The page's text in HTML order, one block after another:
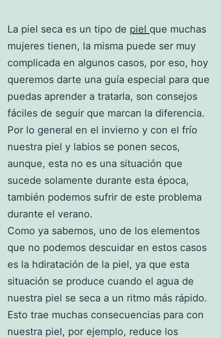
La piel seca es un tipo de piel que muchas
mujeres tienen, la misma puede ser muy
complicada en algunos casos, por eso, hoy
queremos darte una guía especial para que
puedas aprender a tratarla, son consejos
fáciles de seguir que marcan la diferencia.
Por lo general en el invierno y con el frío
nuestra piel y labios se ponen secos,
aunque, esta no es una situación que
sucede solamente durante esta época,
también podemos sufrir de este problema
durante el verano.
Como ya sabemos, uno de los elementos
que no podemos descuidar en estos casos
es la hdiratación de la piel, ya que esta
situación se produce cuando el agua de
nuestra piel se seca a un ritmo más rápido.
Esto trae muchas consecuencias para con
nuestra piel, por ejemplo, reduce los